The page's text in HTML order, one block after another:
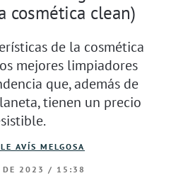
cosmética clean)
de la cosmética
mejores limpiadores
que, además de
tienen un precio
AVÍS MELGOSA
DE 2023 / 15:38